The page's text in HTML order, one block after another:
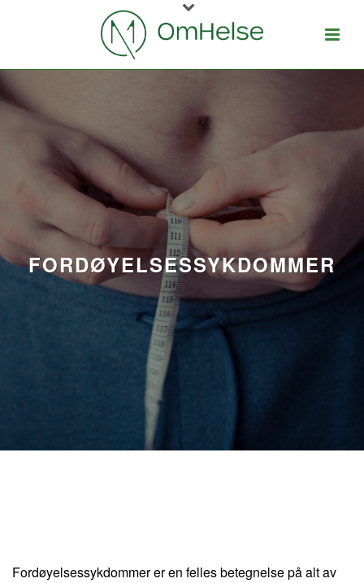
FORDØYELSESSYKDOMMER
Fordøyelsessykdommer er en felles betegnelse på alt av